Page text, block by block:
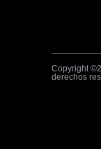
Copyright
derechos